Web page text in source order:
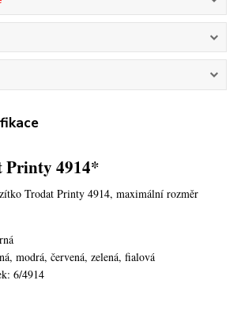
Printy 4914*
Trodat Printy 4914,maximální rozměr
modrá, červená, zelená, fialová
6/4914